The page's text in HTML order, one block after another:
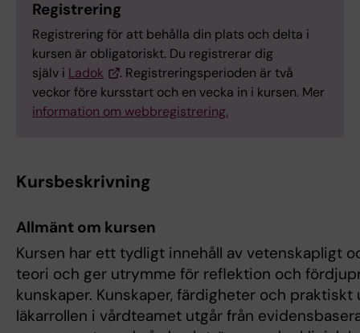
Registrering
Registrering för att behålla din plats och delta i
kursen är obligatoriskt. Du registrerar dig
själv i Ladok
. Registreringsperioden är två
veckor före kursstart och en vecka in i kursen. Mer
information om webbregistrering.
Kursbeskrivning
Allmänt om kursen
Kursen har ett tydligt innehåll av vetenskapligt
teori och ger utrymme för reflektion och
kunskaper. Kunskaper, färdigheter och praktiskt
läkarrollen i vårdteamet utgår från